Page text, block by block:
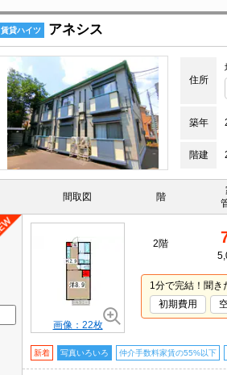
賃貸ハイツ アネシス
住所
築年
階建
間取図 階
画像：22枚
2階
1分で完結！聞き
初期費用
新着 写真いろいろ 仲介手数料家賃の55%以下